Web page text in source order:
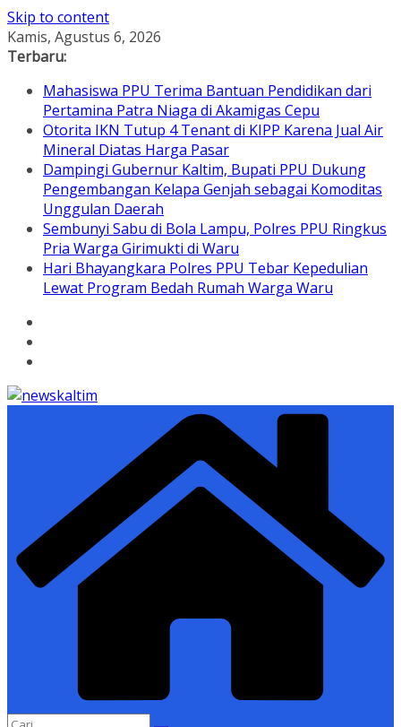
Skip to content
Kamis, Agustus 6, 2026
Terbaru:
Mahasiswa PPU Terima Bantuan Pendidikan dari
Pertamina Patra Niaga di Akamigas Cepu
Otorita IKN Tutup 4 Tenant di KIPP Karena Jual Air
Mineral Diatas Harga Pasar
Dampingi Gubernur Kaltim, Bupati PPU Dukung
Pengembangan Kelapa Genjah sebagai Komoditas
Unggulan Daerah
Sembunyi Sabu di Bola Lampu, Polres PPU Ringkus
Pria Warga Girimukti di Waru
Hari Bhayangkara Polres PPU Tebar Kepedulian
Lewat Program Bedah Rumah Warga Waru